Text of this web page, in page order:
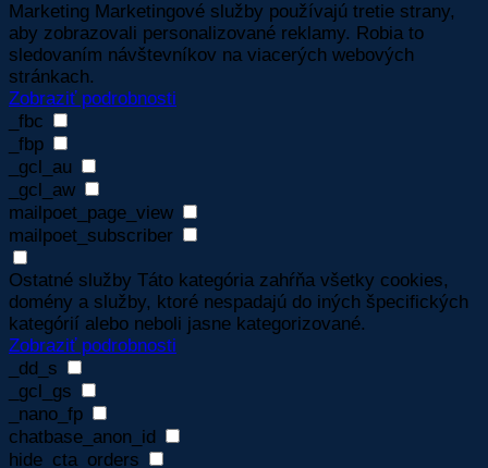
Marketing Marketingové služby používajú tretie strany,
aby zobrazovali personalizované reklamy. Robia to
sledovaním návštevníkov na viacerých webových
stránkach.
Zobraziť podrobnosti
_fbc
_fbp
_gcl_au
_gcl_aw
mailpoet_page_view
mailpoet_subscriber
Ostatné služby Táto kategória zahŕňa všetky cookies,
domény a služby, ktoré nespadajú do iných špecifických
kategórií alebo neboli jasne kategorizované.
Zobraziť podrobnosti
_dd_s
_gcl_gs
_nano_fp
chatbase_anon_id
hide_cta_orders